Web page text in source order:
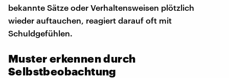
bekannte Sätze oder Verhaltensweisen plötzlich
wieder auftauchen, reagiert darauf oft mit
Schuldgefühlen.
Muster erkennen durch
Selbstbeobachtung